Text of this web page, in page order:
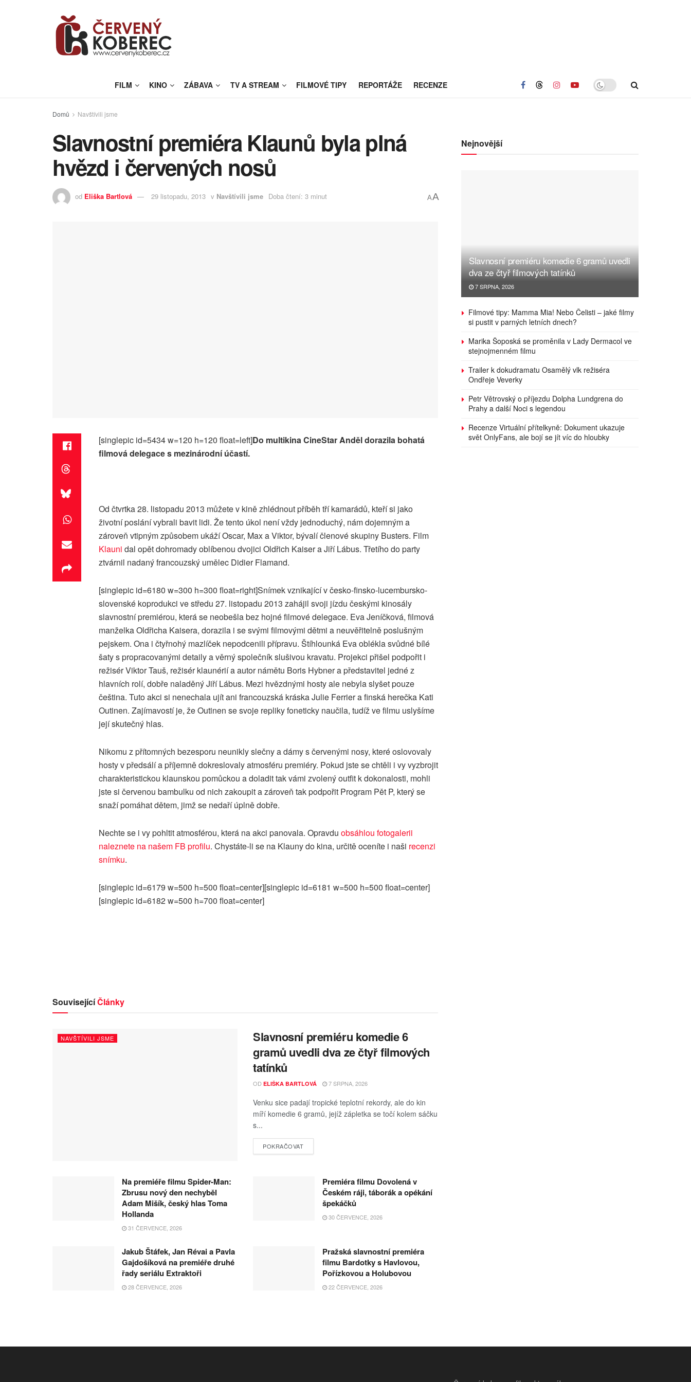
FILM KINO ZÁBAVA TV A STREAM FILMOVÉ TIPY REPORTÁŽE RECENZE
Domů Navštívili jsme
Slavnostní premiéra Klaunů byla plná
hvězd i červených nosů
od Eliška Bartlová 29 listopadu, 2013 v Navštívili jsme Doba čtení: 3 minut AA
[singlepic id=5434 w=120 h=120 float=left]Do multikina CineStar Anděl dorazila bohatá
filmová delegace s mezinárodní účastí.
Od čtvrtka 28. listopadu 2013 můžete v kině zhlédnout příběh tří kamarádů, kteří si jako
životní poslání vybrali bavit lidi. Že tento úkol není vždy jednoduchý, nám dojemným a
zároveň vtipným způsobem ukáží Oscar, Max a Viktor, bývalí členové skupiny Busters. Film
Klauni dal opět dohromady oblíbenou dvojici Oldřich Kaiser a Jiří Lábus. Třetího do party
ztvárnil nadaný francouzský umělec Didier Flamand.
[singlepic id=6180 w=300 h=300 float=right]Snímek vznikající v česko-finsko-lucembursko-
slovenské koprodukci ve středu 27. listopadu 2013 zahájil svoji jízdu českými kinosály
slavnostní premiérou, která se neobešla bez hojné filmové delegace. Eva Jeníčková, filmová
manželka Oldřicha Kaisera, dorazila i se svými filmovými dětmi a neuvěřitelně poslušným
pejskem. Ona i čtyřnohý mazlíček nepodcenili přípravu. Štíhlounká Eva oblékla svůdné bílé
šaty s propracovanými detaily a věrný společník slušivou kravatu. Projekci přišel podpořit i
režisér Viktor Tauš, režisér klaunérií a autor námětu Boris Hybner a představitel jedné z
hlavních rolí, dobře naladěný Jiří Lábus. Mezi hvězdnými hosty ale nebyla slyšet pouze
čeština. Tuto akci si nenechala ujít ani francouzská kráska Julie Ferrier a finská herečka Kati
Outinen. Zajímavostí je, že Outinen se svoje repliky foneticky naučila, tudíž ve filmu uslyšíme
její skutečný hlas.
Nikomu z přítomných bezesporu neunikly slečny a dámy s červenými nosy, které oslovovaly
hosty v předsálí a příjemně dokreslovaly atmosféru premiéry. Pokud jste se chtěli i vy vyzbrojit
charakteristickou klaunskou pomůckou a doladit tak vámi zvolený outfit k dokonalosti, mohli
jste si červenou bambulku od nich zakoupit a zároveň tak podpořit Program Pět P, který se
snaží pomáhat dětem, jimž se nedaří úplně dobře.
Nechte se i vy pohltit atmosférou, která na akci panovala. Opravdu obsáhlou fotogalerii
naleznete na našem FB profilu. Chystáte-li se na Klauny do kina, určitě oceníte i naši recenzi
snímku.
[singlepic id=6179 w=500 h=500 float=center][singlepic id=6181 w=500 h=500 float=center]
[singlepic id=6182 w=500 h=700 float=center]
SouvisejícíČlánky
NAVŠTÍVILI JSME
Slavnosní premiéru komedie 6
gramů uvedli dva ze čtyř filmových
tatínků
OD ELIŠKA BARTLOVÁ 7 SRPNA, 2026
Venku sice padají tropické teplotní rekordy, ale do kin
míří komedie 6 gramů, jejíž zápletka se točí kolem sáčku
s...
POKRAČOVAT
Na premiéře filmu Spider-Man:
Zbrusu nový den nechyběl
Adam Mišík, český hlas Toma
Hollanda
31 ČERVENCE, 2026
Premiéra filmu Dovolená v
Českém ráji, táborák a opékání
špekáčků
30 ČERVENCE, 2026
Jakub Štáfek, Jan Révai a Pavla
Gajdošíková na premiéře druhé
řady seriálu Extraktoři
28 ČERVENCE, 2026
Pražská slavnostní premiéra
filmu Bardotky s Havlovou,
Pořízkovou a Holubovou
22 ČERVENCE, 2026
Nejnovější
Slavnosní premiéru komedie 6 gramů uvedli
dva ze čtyř filmových tatínků
7 SRPNA, 2026
Filmové tipy: Mamma Mia! Nebo Čelisti – jaké filmy
si pustit v parných letních dnech?
Marika Šoposká se proměnila v Lady Dermacol ve
stejnojmenném filmu
Trailer k dokudramatu Osamělý vlk režiséra
Ondřeje Veverky
Petr Větrovský o příjezdu Dolpha Lundgrena do
Prahy a další Noci s legendou
Recenze Virtuální přítelkyně: Dokument ukazuje
svět OnlyFans, ale bojí se jít víc do hloubky